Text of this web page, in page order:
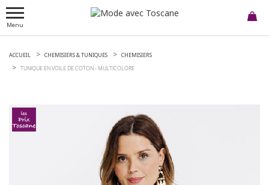
Menu
ACCUEIL CHEMISIERS & TUNIQUES
CHEMISIERS
TUNIQUE EN VOILE DE COTON - MULTICOLORE